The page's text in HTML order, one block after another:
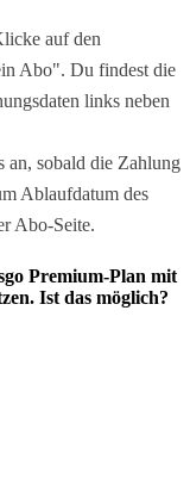
auf den
Abo". Du findest die
links neben
an, sobald die Zahlung
Ablaufdatum des
Abo-Seite.
Premium-Plan mit
Ist das möglich?